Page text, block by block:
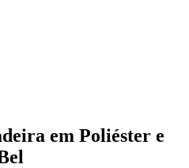
em Poliéster e